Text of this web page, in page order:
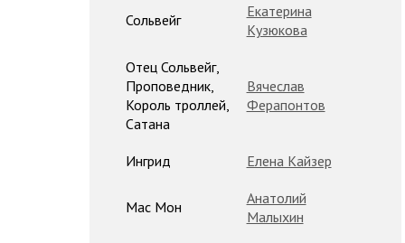
Сольвейг
Екатерина
Кузюкова
Отец Сольвейг,
Проповедник,
Король троллей,
Сатана
Вячеслав
Ферапонтов
Ингрид Елена Кайзер
Мас Мон
Анатолий
Малыхин